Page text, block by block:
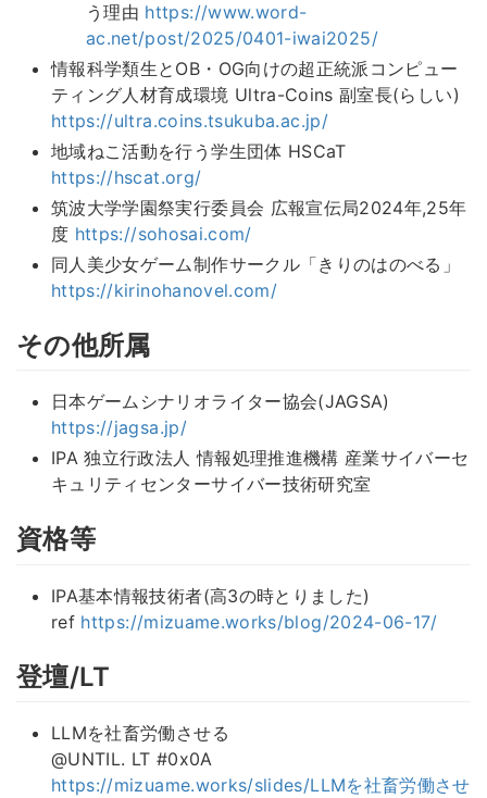
う理由 https://www.word-
ac.net/post/2025/0401-iwai2025/
情報科学類生とOB・OG向けの超正統派コンピュー
ティング人材育成環境 Ultra-Coins 副室長(らしい)
https://ultra.coins.tsukuba.ac.jp/
地域ねこ活動を行う学生団体 HSCaT
https://hscat.org/
筑波大学学園祭実行委員会 広報宣伝局2024年,25年
度 https://sohosai.com/
同人美少女ゲーム制作サークル「きりのはのべる」
https://kirinohanovel.com/
その他所属
日本ゲームシナリオライター協会(JAGSA)
https://jagsa.jp/
IPA 独立行政法人 情報処理推進機構 産業サイバーセ
キュリティセンターサイバー技術研究室
資格等
IPA基本情報技術者(高3の時とりました)
ref https://mizuame.works/blog/2024-06-17/
登壇/LT
LLMを社畜労働させる
@UNTIL. LT #0x0A
https://mizuame.works/slides/LLMを社畜労働させ